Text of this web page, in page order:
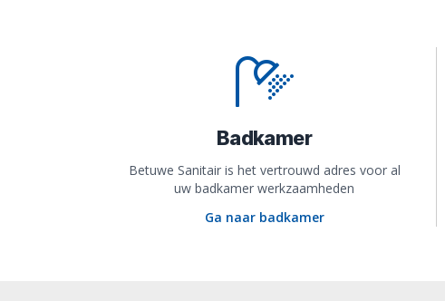
Badkamer
Betuwe Sanitair is het vertrouwd adres voor al
uw badkamer werkzaamheden
Ga naar badkamer